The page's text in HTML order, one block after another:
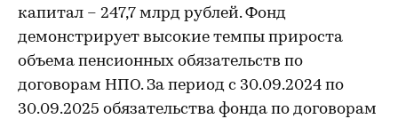
капитал – 247,7 млрд рублей. Фонд
демонстрирует высокие темпы прироста
объема пенсионных обязательств по
договорам НПО. За период с 30.09.2024 по
30.09.2025 обязательства фонда по договорам